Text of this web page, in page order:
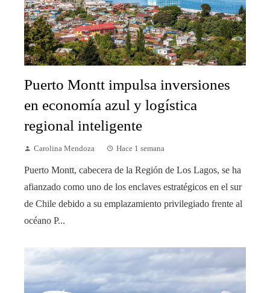
Puerto Montt impulsa inversiones
en economía azul y logística
regional inteligente
Carolina Mendoza Hace 1 semana
Puerto Montt, cabecera de la Región de Los Lagos, se ha
afianzado como uno de los enclaves estratégicos en el sur
de Chile debido a su emplazamiento privilegiado frente al
océano P...